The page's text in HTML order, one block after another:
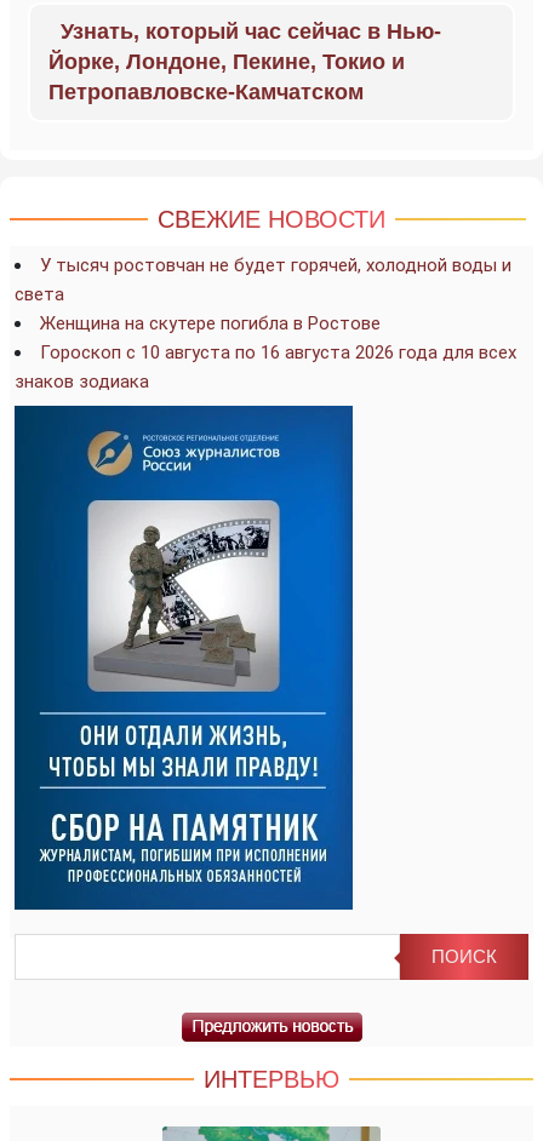
Узнать, который час сейчас в Нью-
Йорке, Лондоне, Пекине, Токио и
Петропавловске-Камчатском
СВЕЖИЕ НОВОСТИ
У тысяч ростовчан не будет горячей, холодной воды и
света
Женщина на скутере погибла в Ростове
Гороскоп с 10 августа по 16 августа 2026 года для всех
знаков зодиака
ИНТЕРВЬЮ